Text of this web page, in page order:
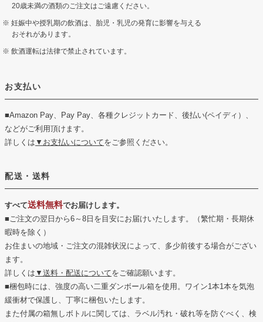
20歳未満の酒類のご注文はご遠慮ください。
妊娠中や授乳期の飲酒は、胎児・乳児の発育に影響を与える
おそれがあります。
飲酒運転は法律で禁止されています。
お支払い
■Amazon Pay、Pay Pay、各種クレジットカード、後払い(ペイディ）、
などがご利用頂けます。
詳しくは ▼お支払いについてをご参照ください。
配送・送料
すべて送料無料でお届けします。
■ご注文の翌日から6～8日を目安にお届けいたします。（繁忙期・長期休
暇時を除く）
お住まいの地域・ご注文の混雑状況によって、多少前後する場合がござい
ます。
詳しくは ▼送料・配送についてをご確認願います。
■梱包時には、強度の高い二重ダンボール箱を使用。ワイン1本1本を気泡
緩衝材で保護し、丁寧に梱包いたします。
また付属の箱無しボトルに関しては、ラベル汚れ・破れ等を防ぐべく、検